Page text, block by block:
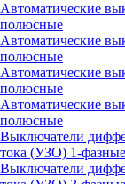
Автоматические
полюсные
Автоматические
полюсные
Автоматические
полюсные
Автоматические
полюсные
Выключатели
тока (УЗО) 1-фазные
Выключатели